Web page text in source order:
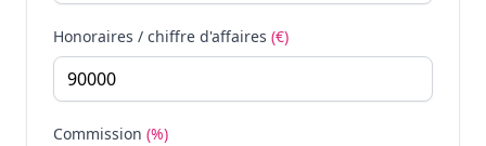
Honoraires / chiffre d'affaires (€)
Commission (%)